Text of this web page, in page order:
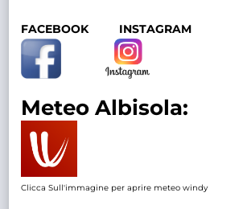
FACEBOOK INSTAGRAM
Meteo Albisola:
Clicca Sull'immagine per aprire meteo windy